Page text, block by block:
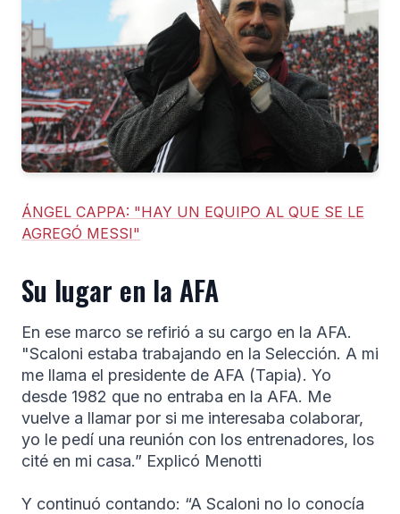
ÁNGEL CAPPA: "HAY UN EQUIPO AL QUE SE LE
AGREGÓ MESSI"
Su lugar en la AFA
En ese marco se refirió a su cargo en la AFA.
"Scaloni estaba trabajando en la Selección. A mi
me llama el presidente de AFA (Tapia). Yo
desde 1982 que no entraba en la AFA. Me
vuelve a llamar por si me interesaba colaborar,
yo le pedí una reunión con los entrenadores, los
cité en mi casa.” Explicó Menotti
Y continuó contando: “A Scaloni no lo conocía